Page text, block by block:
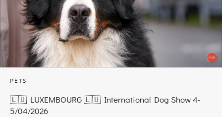
PETS
🇱🇺 LUXEMBOURG 🇱🇺 International Dog Show 4-
5/04/2026